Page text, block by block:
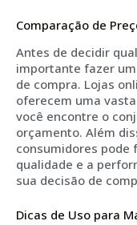
Comparação de
Antes de decidir
importante fazer
de compra. Lojas
oferecem uma
você encontre o
orçamento. Além
consumidores pode
qualidade e a
sua decisão de
Dicas de Uso para